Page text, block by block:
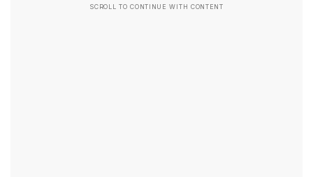
SCROLL TO CONTINUE WITH CONTENT